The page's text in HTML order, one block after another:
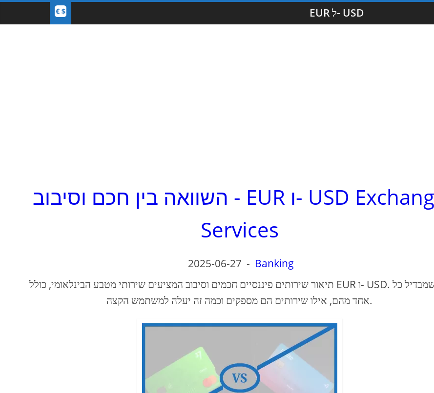
EUR ל- USD
השוואה בין חכם וסיבוב - EUR ו- USD Exchange
Services
2025-06-27 - Banking
תיאור שירותים פיננסיים חכמים וסיבוב המציעים שירותי מטבע הבינלאומי, כולל EUR ו- USD. מה שמבדיל כל
אחד מהם, אילו שירותים הם מספקים וכמה זה יעלה למשתמש הקצה.